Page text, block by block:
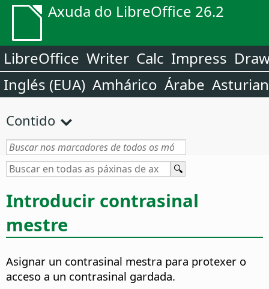
Axuda do LibreOffice 26.2
LibreOffice Writer Calc Impress
Inglés (EUA) Amhárico Árabe
Contido
Introducir contrasinal
mestre
Asignar un contrasinal mestra para protexer o
acceso a un contrasinal gardada.